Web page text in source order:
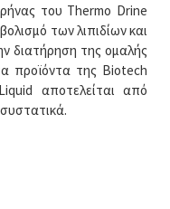
του Thermo Drine
των λιπιδίων και
διατήρηση της ομαλής
προϊόντα της Biotech
αποτελείται από